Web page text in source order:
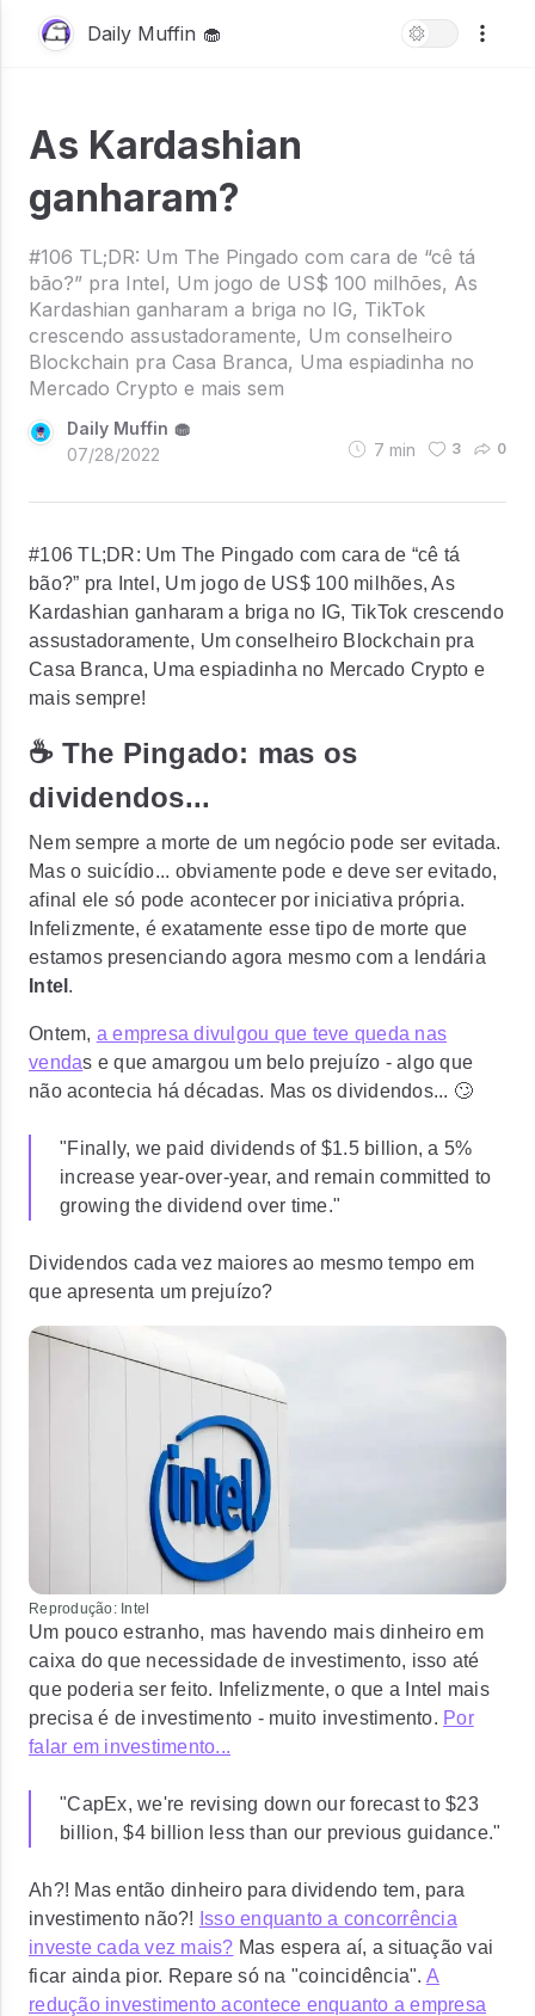
Daily Muffin 🧁
As Kardashian
ganharam?
#106 TL;DR: Um The Pingado com cara de “cê tá
bão?” pra Intel, Um jogo de US$ 100 milhões, As
Kardashian ganharam a briga no IG, TikTok
crescendo assustadoramente, Um conselheiro
Blockchain pra Casa Branca, Uma espiadinha no
Mercado Crypto e mais sem
Daily Muffin 🧁
07/28/2022
7 min 3 0
#106 TL;DR: Um The Pingado com cara de “cê tá
bão?” pra Intel, Um jogo de US$ 100 milhões, As
Kardashian ganharam a briga no IG, TikTok crescendo
assustadoramente, Um conselheiro Blockchain pra
Casa Branca, Uma espiadinha no Mercado Crypto e
mais sempre!
☕ The Pingado: mas os
dividendos...
Nem sempre a morte de um negócio pode ser evitada.
Mas o suicídio... obviamente pode e deve ser evitado,
afinal ele só pode acontecer por iniciativa própria.
Infelizmente, é exatamente esse tipo de morte que
estamos presenciando agora mesmo com a lendária
Intel .
Ontem, a empresa divulgou que teve queda nas
vendas e que amargou um belo prejuízo - algo que
não acontecia há décadas. Mas os dividendos... 🙄
"Finally, we paid dividends of $1.5 billion, a 5%
increase year-over-year, and remain committed to
growing the dividend over time."
Dividendos cada vez maiores ao mesmo tempo em
que apresenta um prejuízo?
Reprodução: Intel
Um pouco estranho, mas havendo mais dinheiro em
caixa do que necessidade de investimento, isso até
que poderia ser feito. Infelizmente, o que a Intel mais
precisa é de investimento - muito investimento. Por
falar em investimento...
"CapEx, we're revising down our forecast to $23
billion, $4 billion less than our previous guidance."
Ah?! Mas então dinheiro para dividendo tem, para
investimento não?! Isso enquanto a concorrência
investe cada vez mais? Mas espera aí, a situação vai
ficar ainda pior. Repare só na "coincidência". A
redução investimento acontece enquanto a empresa